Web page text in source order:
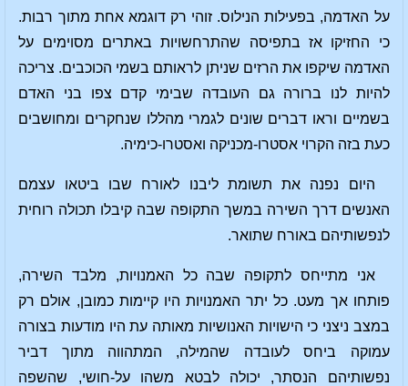
על האדמה, בפעילות הנילוס. זוהי רק דוגמא אחת מתוך רבות.
כי החזיקו אז בתפיסה שהתרחשויות באתרים מסוימים על
האדמה שיקפו את הרזים שניתן לראותם בשמי הכוכבים. צריכה
להיות לנו ברורה גם העובדה שבימי קדם צפו בני האדם
בשמיים וראו דברים שונים לגמרי מהללו שנחקרים ומחושבים
כעת בזה הקרוי אסטרו-מכניקה ואסטרו-כימיה.
היום נפנה את תשומת ליבנו לאורח שבו ביטאו עצמם
האנשים דרך השירה במשך התקופה שבה קיבלו תכולה רוחית
לנפשותיהם באורח שתואר.
אני מתייחס לתקופה שבה כל האמנויות, מלבד השירה,
פותחו אך מעט. כל יתר האמנויות היו קיימות כמובן, אולם רק
במצב ניצני כי הישויות האנושיות מאותה עת היו מודעות בצורה
עמוקה ביחס לעובדה שהמילה, המתהווה מתוך דביר
נפשותיהם הנסתר, יכולה לבטא משהו על-חושי, שהשפה